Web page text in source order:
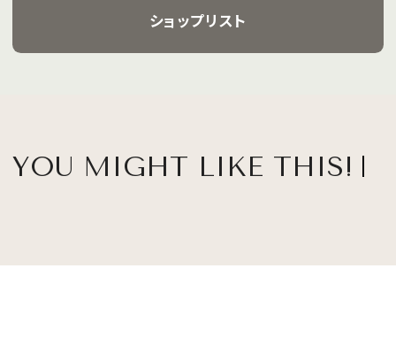
ショップリスト
YOU MIGHT LIKE THIS!